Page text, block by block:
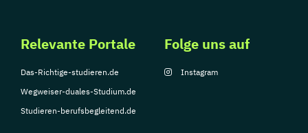
Relevante Portale
Das-Richtige-studieren.de
Wegweiser-duales-Studium.de
Studieren-berufsbegleitend.de
Folge uns auf
Instagram